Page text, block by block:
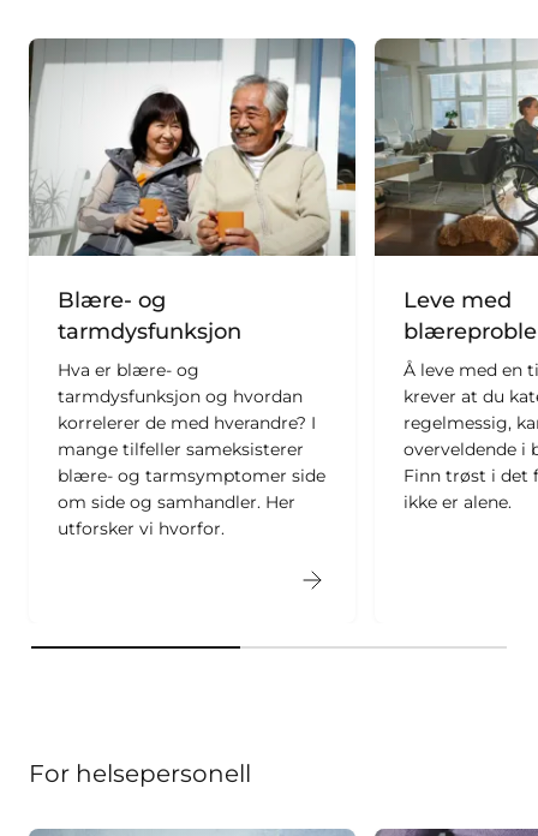
Blære- og
tarmdysfunksjon
Hva er blære- og
tarmdysfunksjon og hvordan
korrelerer de med hverandre? I
mange tilfeller sameksisterer
blære- og tarmsymptomer side
om side og samhandler. Her
utforsker vi hvorfor.
Leve med
Å leve med en
krever at du
regelmessig,
overveldende i
Finn trøst i det
ikke er alene.
For helsepersonell